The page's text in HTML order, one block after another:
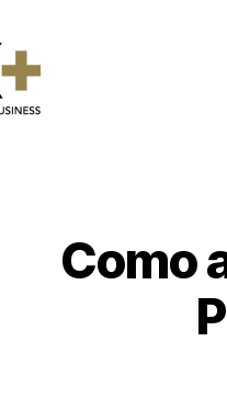
Como